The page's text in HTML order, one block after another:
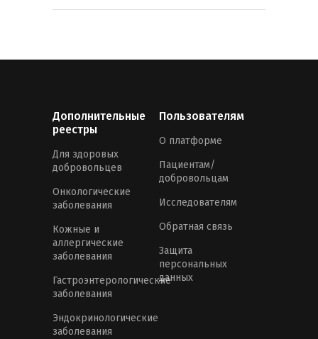
Дополнительные
реестры
Для здоровых
добровольцев
Онкологические
заболевания
Кожные и
аллергические
заболевания
Гастроэнтерологические
заболевания
Эндокринологические
заболевания
Пользователям
О платформе
Пациентам/
добровольцам
Исследователям
Обратная связь
Защита
персональных
данных